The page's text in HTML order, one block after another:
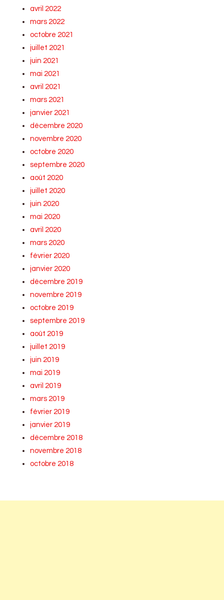
avril 2022
mars 2022
octobre 2021
juillet 2021
juin 2021
mai 2021
avril 2021
mars 2021
janvier 2021
décembre 2020
novembre 2020
octobre 2020
septembre 2020
août 2020
juillet 2020
juin 2020
mai 2020
avril 2020
mars 2020
février 2020
janvier 2020
décembre 2019
novembre 2019
octobre 2019
septembre 2019
août 2019
juillet 2019
juin 2019
mai 2019
avril 2019
mars 2019
février 2019
janvier 2019
décembre 2018
novembre 2018
octobre 2018